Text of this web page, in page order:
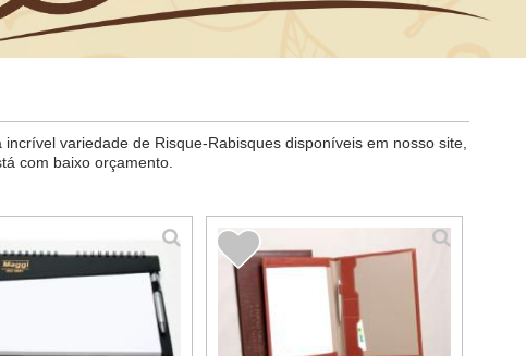
variedade de Risque-Rabisques disponíveis em nosso site,
com baixo orçamento.